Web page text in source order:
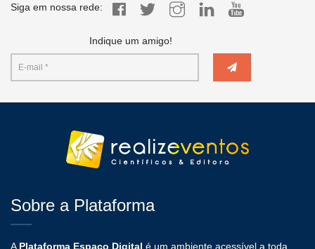
Siga em nossa rede:
Indique um amigo!
Sobre a Plataforma
A Plataforma Espaço Digital é um ambiente acessível a toda